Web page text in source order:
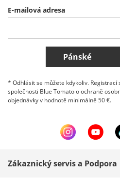
Belgique (Français)
Všechny
E-mailová adresa
Pánské
* Odhlásit se můžete kdykoliv. Registrací
společnosti Blue Tomato o ochraně
objednávky v hodnotě minimálně 50 €.
Zákaznický servis a Podpora